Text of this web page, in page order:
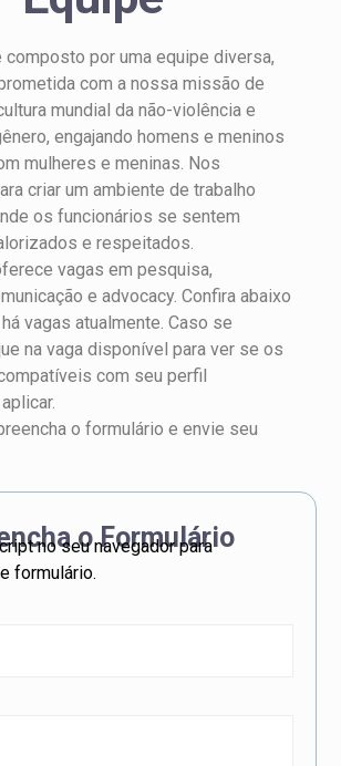
composto por uma equipe diversa,
com a nossa missão de
mundial da não-violência e
engajando homens e meninos
mulheres e meninas. Nos
criar um ambiente de trabalho
os funcionários se sentem
e respeitados.
vagas em pesquisa,
e advocacy. Confira abaixo
vagas atualmente. Caso se
na vaga disponível para ver se os
com seu perfil
o formulário e envie seu
o Formulário
no seu navegador para
formulário.